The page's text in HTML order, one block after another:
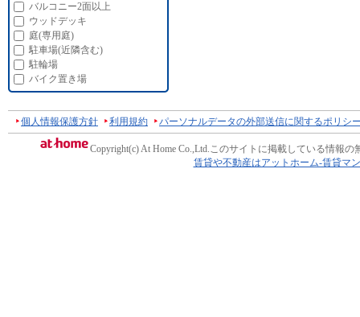
バルコニー2面以上
ウッドデッキ
庭(専用庭)
駐車場(近隣含む)
駐輪場
バイク置き場
個人情報保護方針 利用規約 パーソナルデータの外部送信に関するポリシ
Copyright(c) At Home Co.,Ltd.このサイトに掲載している情報の
賃貸や不動産はアットホーム-賃貸マ